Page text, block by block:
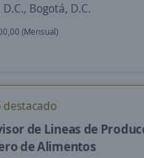
Bogotá, D.C.
(Mensual)
destacado
de Lineas de
de Alimentos